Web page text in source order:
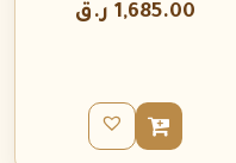
1,685.00 ر.ق